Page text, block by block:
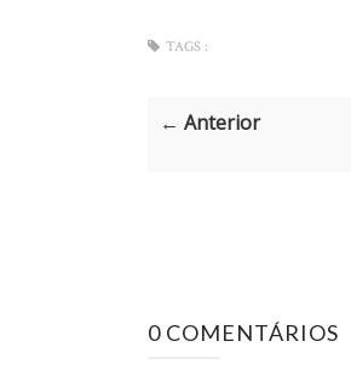
TAGS :
← Anterior
0 COMENTÁRIOS